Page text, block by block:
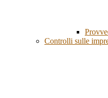
Controlli sulle